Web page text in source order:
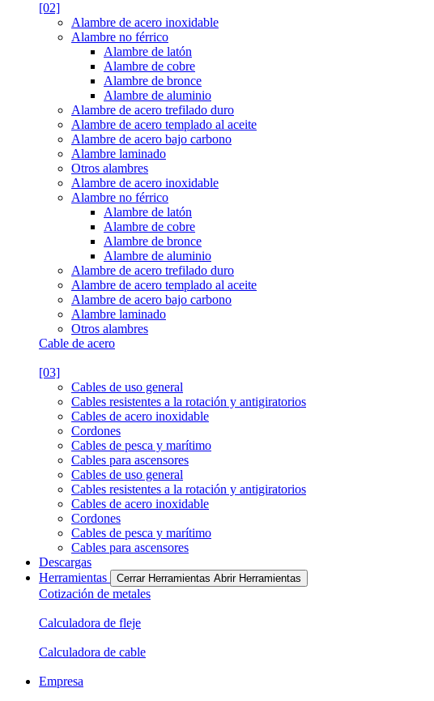
[02]
Alambre de acero inoxidable
Alambre no férrico
Alambre de latón
Alambre de cobre
Alambre de bronce
Alambre de aluminio
Alambre de acero trefilado duro
Alambre de acero templado al aceite
Alambre de acero bajo carbono
Alambre laminado
Otros alambres
Alambre de acero inoxidable
Alambre no férrico
Alambre de latón
Alambre de cobre
Alambre de bronce
Alambre de aluminio
Alambre de acero trefilado duro
Alambre de acero templado al aceite
Alambre de acero bajo carbono
Alambre laminado
Otros alambres
Cable de acero
[03]
Cables de uso general
Cables resistentes a la rotación y antigiratorios
Cables de acero inoxidable
Cordones
Cables de pesca y marítimo
Cables para ascensores
Cables de uso general
Cables resistentes a la rotación y antigiratorios
Cables de acero inoxidable
Cordones
Cables de pesca y marítimo
Cables para ascensores
Descargas
Herramientas
Cerrar Herramientas Abrir Herramientas
Cotización de metales
Calculadora de fleje
Calculadora de cable
Empresa